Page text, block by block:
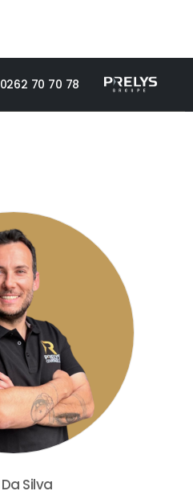
0262 70 70 78
Da Silva